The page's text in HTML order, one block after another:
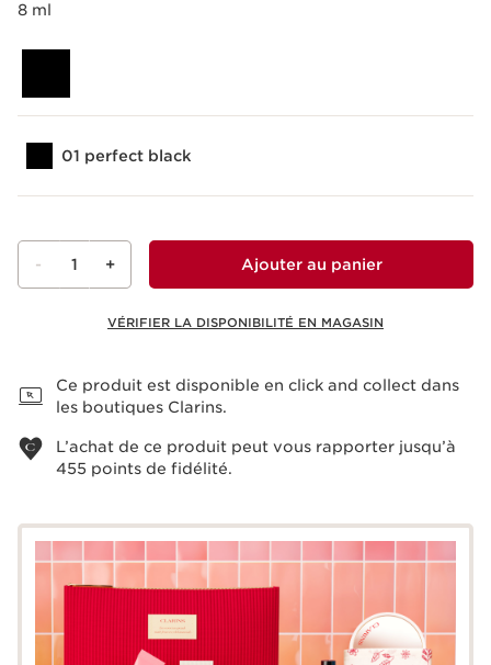
8 ml
01 perfect black
- 1 + Ajouter au panier
VÉRIFIER LA DISPONIBILITÉ EN MAGASIN
Ce produit est disponible en click and collect dans
les boutiques Clarins.
L’achat de ce produit peut vous rapporter jusqu’à
455 points de fidélité.